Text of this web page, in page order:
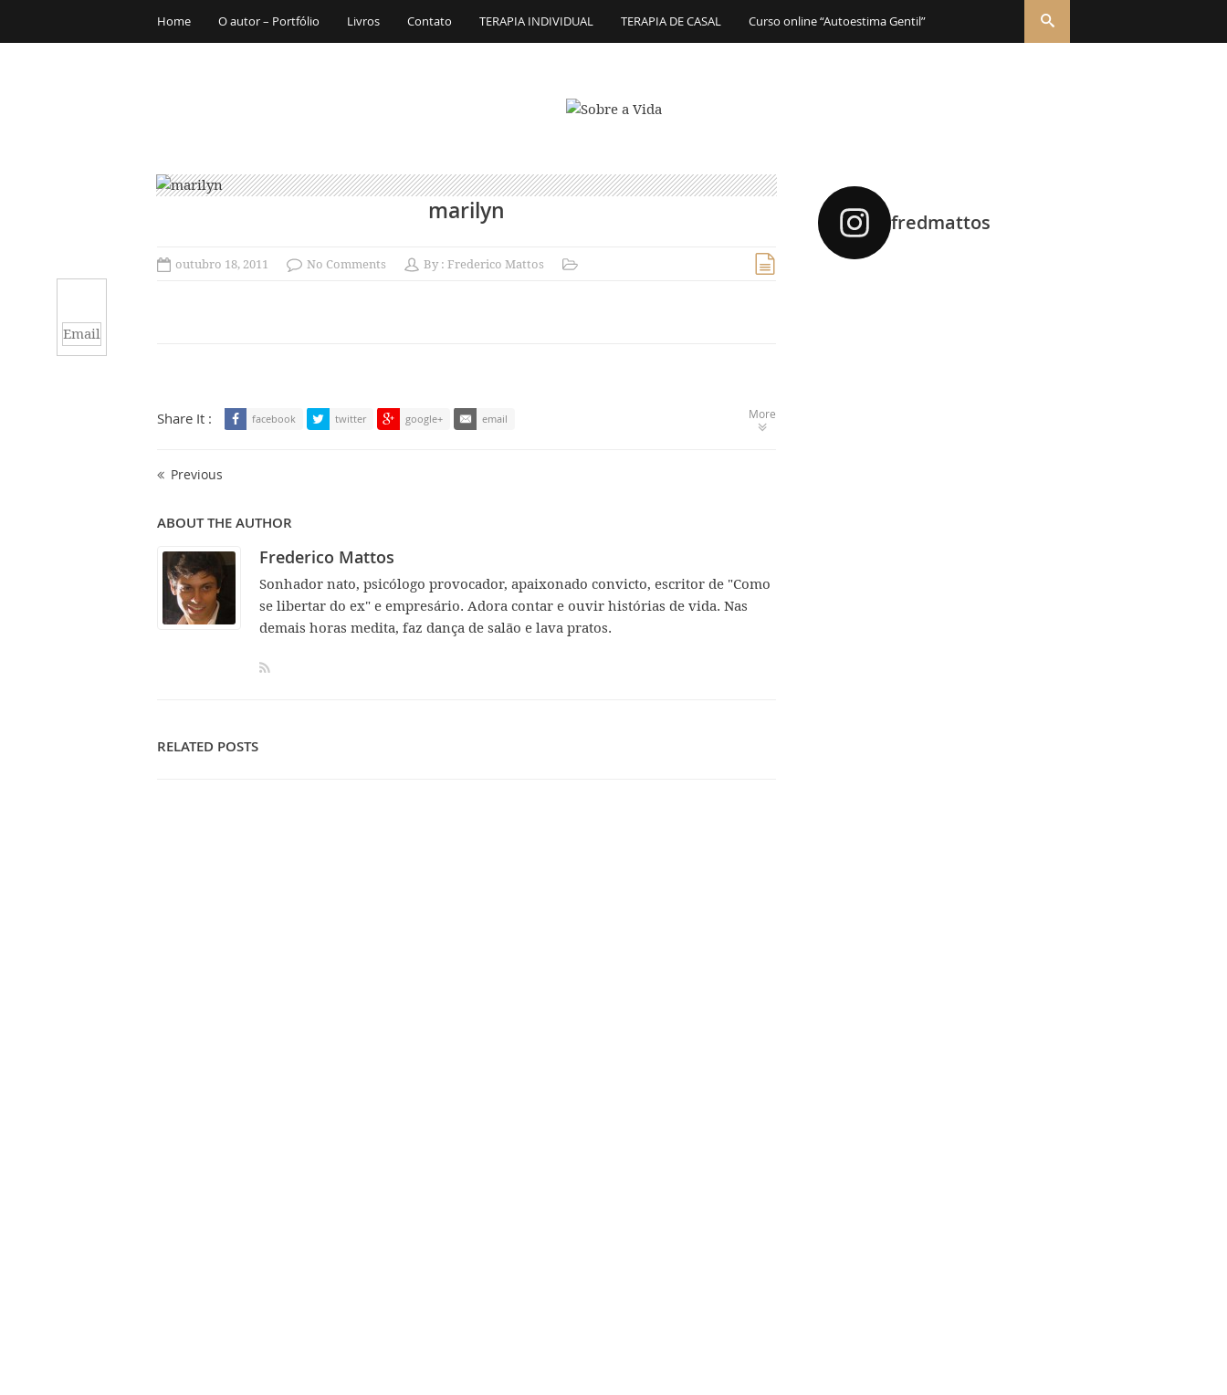
Home O autor – Portfólio Livros Contato TERAPIA INDIVIDUAL TERAPIA DE CASAL Curso online “Autoestima Gentil”
marilyn
outubro 18, 2011 No Comments By : Frederico Mattos
Email
Share It : facebook twitter google+ email More
Previous
ABOUT THE AUTHOR
Frederico Mattos
Sonhador nato, psicólogo provocador, apaixonado convicto, escritor de "Como
se libertar do ex" e empresário. Adora contar e ouvir histórias de vida. Nas
demais horas medita, faz dança de salão e lava pratos.
RELATED POSTS
fredmattos